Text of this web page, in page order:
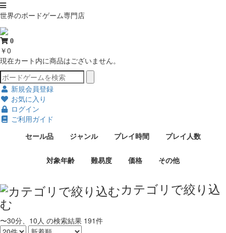
世界のボードゲーム専門店
0
￥0
現在カート内に商品はございません。
新規会員登録
お気に入り
ログイン
ご利用ガイド
セール品
ジャンル プレイ時間 プレイ人数
対象年齢 難易度 価格 その他
カテゴリで絞り込
む
〜30分、10人 の検索結果 191件